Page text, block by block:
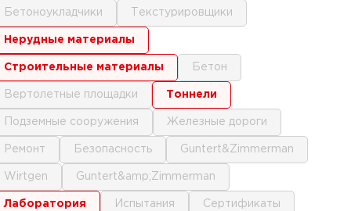
бетоноукладчики текстурировщики
нерудные материалы
строительные материалы бетон
вертолетные площадки тоннели
подземные сооружения железные дороги
ремонт безопасность Guntert&Zimmerman
Wirtgen Guntert&amp;Zimmerman
лаборатория испытания сертификаты